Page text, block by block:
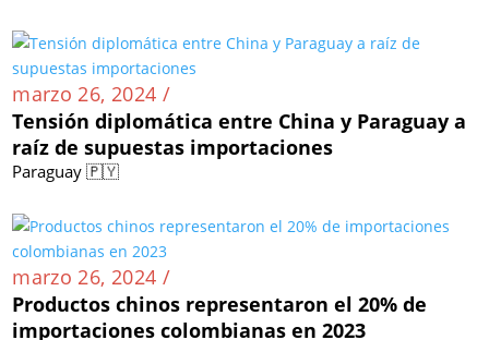
marzo 26, 2024 /
Tensión diplomática entre China y Paraguay a
raíz de supuestas importaciones
Paraguay 🇵🇾
marzo 26, 2024 /
Productos chinos representaron el 20% de
importaciones colombianas en 2023